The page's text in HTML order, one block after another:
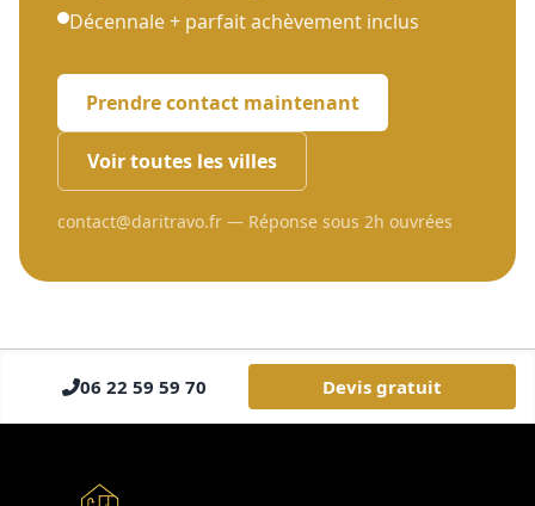
Décennale + parfait achèvement inclus
Prendre contact maintenant
Voir toutes les villes
contact@daritravo.fr — Réponse sous 2h ouvrées
06 22 59 59 70 Devis gratuit